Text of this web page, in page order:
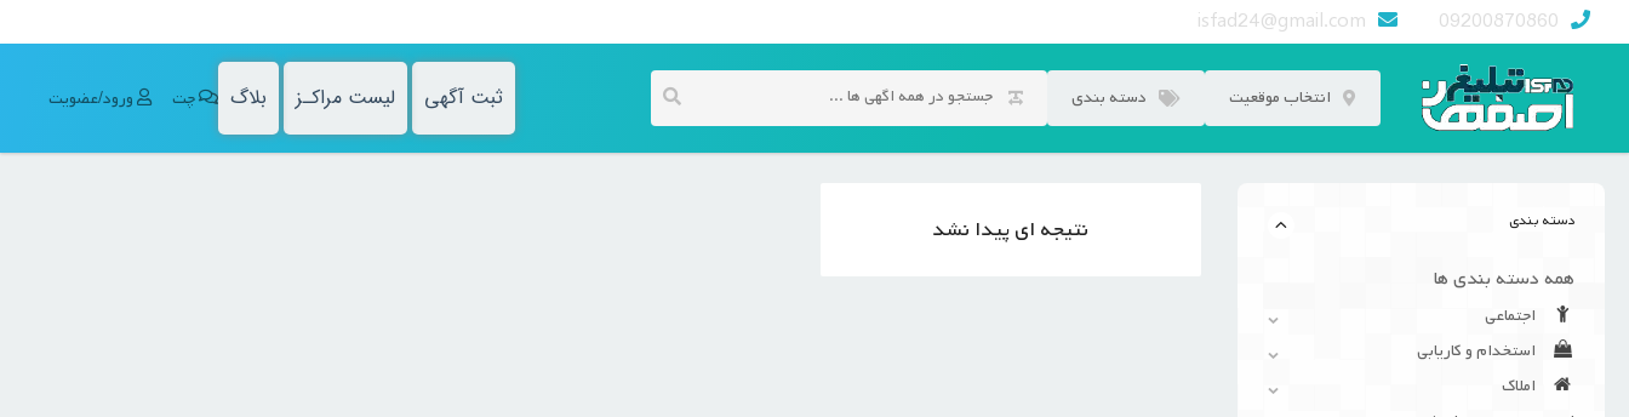
به
09200870860
isfad24@gmail.com
انتخاب موقعیت دسته بندی ثبت آگهی لیست مراکـز بلاگ چت ورود/عضویت
دسته بندی
همه دسته بندی ها
اجتماعی
استخدام و کاریابی
املاک
نتیجه ای پیدا نشد